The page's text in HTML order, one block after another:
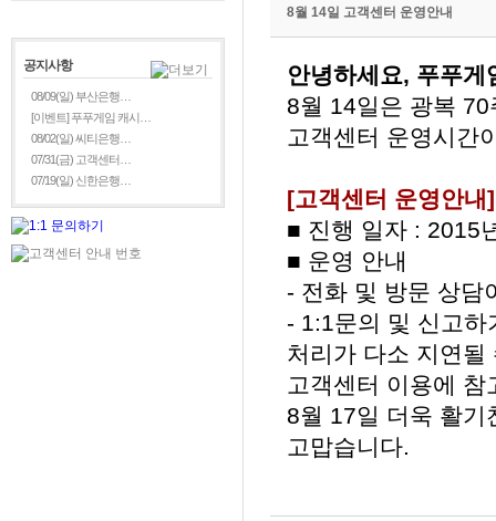
공지사항
08/09(일) 부산은행…
[이벤트] 푸푸게임 캐시…
08/02(일) 씨티은행…
07/31(금) 고객센터…
07/19(일) 신한은행…
8월 14일 고객센터 운영안내
안녕하세요, 푸푸게
8월 14일은 광복
고객센터 운영시간
[고객센터 운영안내]
■ 진행 일자 : 2015
■ 운영 안내
- 전화 및 방문 상담
- 1:1문의 및 신고
처리가 다소 지연될
고객센터 이용에 참
8월 17일 더욱 활기
고맙습니다.